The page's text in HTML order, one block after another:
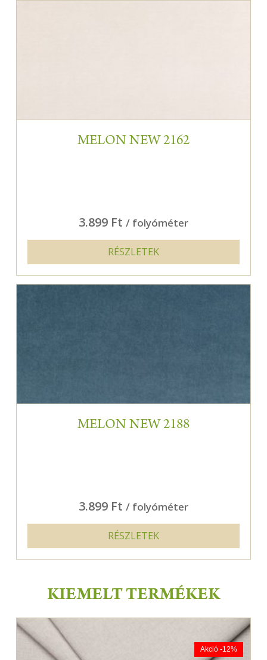
MELON NEW 2162
3.899 Ft / folyóméter
RÉSZLETEK
MELON NEW 2188
3.899 Ft / folyóméter
RÉSZLETEK
KIEMELT TERMÉKEK
Akció -12%